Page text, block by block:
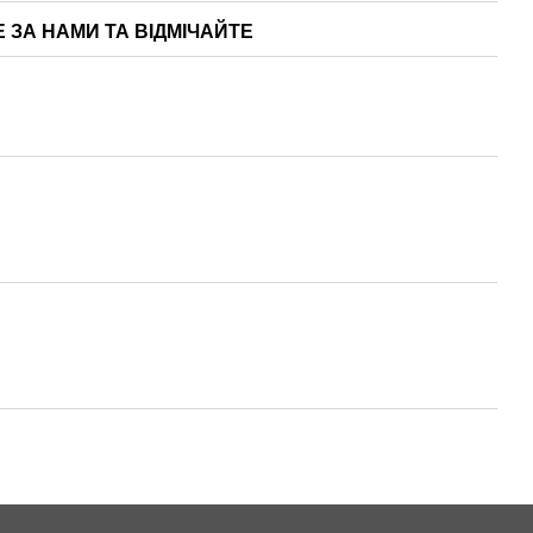
ЗА НАМИ ТА ВІДМІЧАЙТЕ